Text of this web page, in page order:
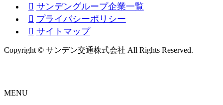
サンデングループ企業一覧
プライバシーポリシー
サイトマップ
Copyright © サンデン交通株式会社 All Rights Reserved.
MENU